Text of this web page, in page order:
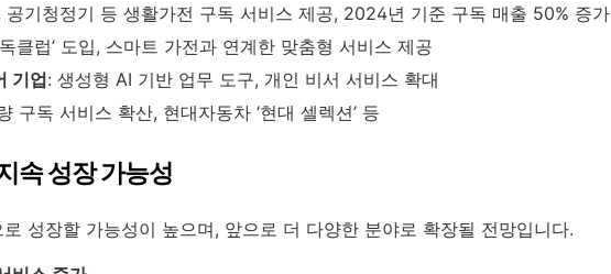
공기청정기 등 생활가전 구독 서비스 제공, 2024년 기준 구독 매출 50% 증가
클럽’ 도입, 스마트 가전과 연계한 맞춤형 서비스 제공
기업: 생성형 AI 기반 업무 도구, 개인 비서 서비스 확대
구독 서비스 확산, 현대자동차 ‘현대 셀렉션’ 등
속 성장 가능성
성장할 가능성이 높으며, 앞으로 더 다양한 분야로 확장될 전망입니다.